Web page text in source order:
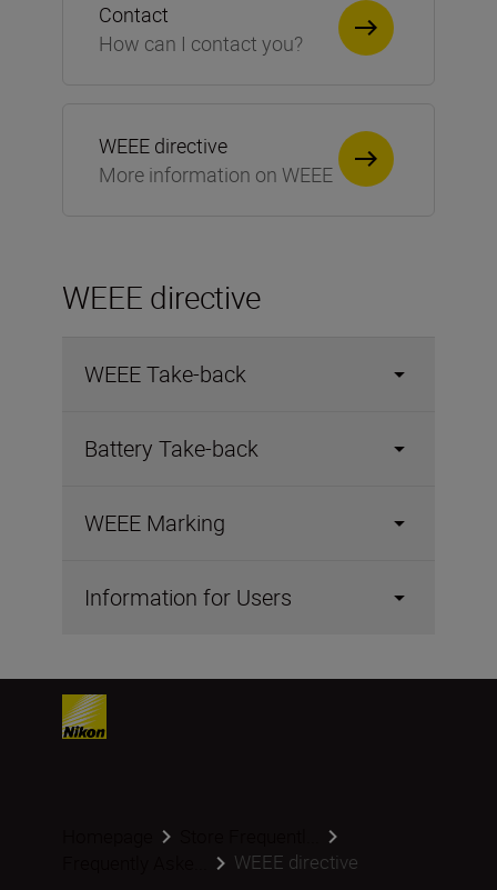
Contact
How can I contact you?
WEEE directive
More information on WEEE
WEEE directive
WEEE Take-back
Battery Take-back
WEEE Marking
Information for Users
WEEE directive